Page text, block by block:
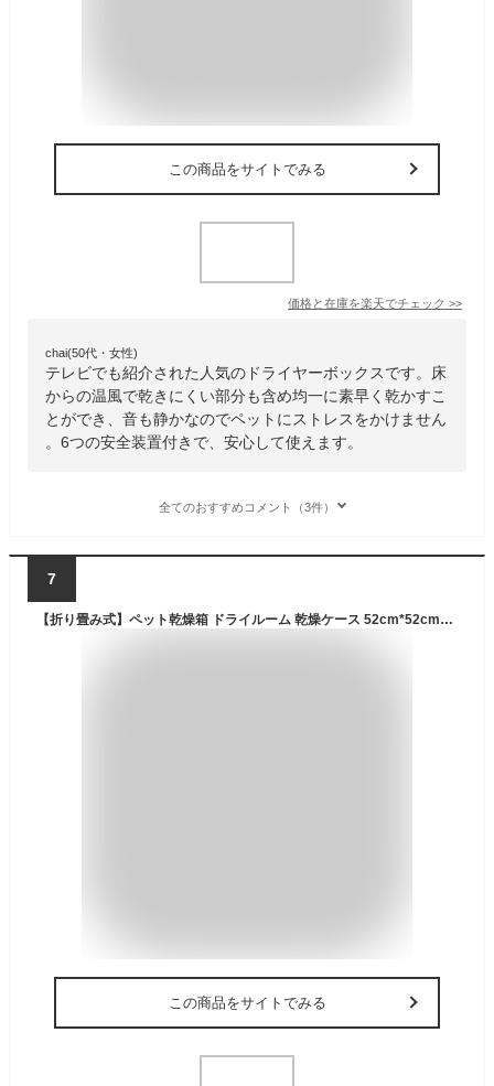
この商品をサイトでみる
価格と在庫を楽天でチェック >>
chai(50代・女性)
テレビでも紹介された人気のドライヤーボックスです。床
からの温風で乾きにくい部分も含め均一に素早く乾かすこ
とができ、音も静かなのでペットにストレスをかけません
。6つの安全装置付きで、安心して使えます。
全てのおすすめコメント（3件）
7
【折り畳み式】ペット乾燥箱 ドライルーム 乾燥ケース 52cm*52cm*52cm キャリーバッグ 猫 犬 兼用 ペット 小動物 お風呂後 シャワー上がり 風呂上がり 恒温乾燥 通気性良い 携帯便利 トラベルバッグ 乾燥ケース 換気 ヘアドライヤー 屋内 旅行 外泊 車用 アウトドア 送料無料
この商品をサイトでみる